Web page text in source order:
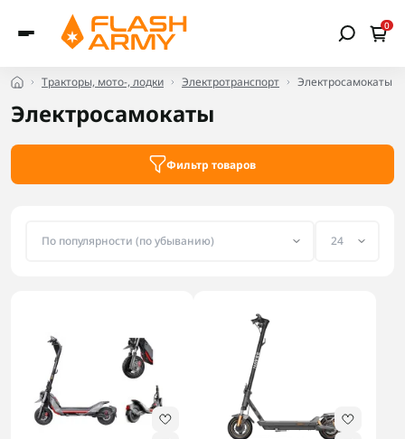
0
Тракторы, мото-, лодки Электротранспорт Электросамокаты
Электросамокаты
Фильтр товаров